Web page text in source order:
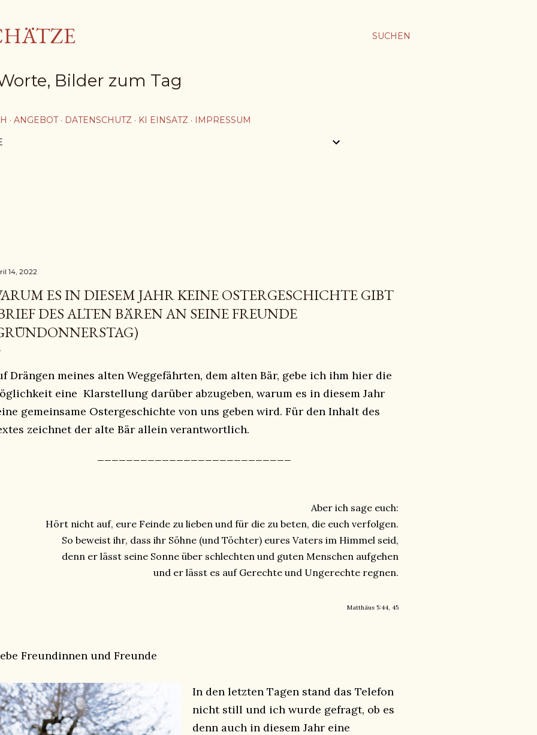
SUCHEN
Bilder zum Tag
ANGEBOT DATENSCHUTZ KI EINSATZ IMPRESSUM
14, 2022
ES IN DIESEM JAHR KEINE OSTERGESCHICHTE GIBT
DES ALTEN BÄREN AN SEINE FREUNDE
Drängen meines alten Weggefährten, dem alten Bär, gebe ich ihm hier die
eine Klarstellung darüber abzugeben, warum es in diesem Jahr
gemeinsame Ostergeschichte von uns geben wird. Für den Inhalt des
zeichnet der alte Bär allein verantwortlich.
Aber ich sage euch:
Hört nicht auf, eure Feinde zu lieben und für die zu beten, die euch verfolgen.
So beweist ihr, dass ihr Söhne (und Töchter) eures Vaters im Himmel seid,
denn er lässt seine Sonne über schlechten und guten Menschen aufgehen
und er lässt es auf Gerechte und Ungerechte regnen.
Matthäus 5:44, 45
Freundinnen und Freunde
In den letzten Tagen stand das Telefon
nicht still und ich wurde gefragt, ob es
denn auch in diesem Jahr eine